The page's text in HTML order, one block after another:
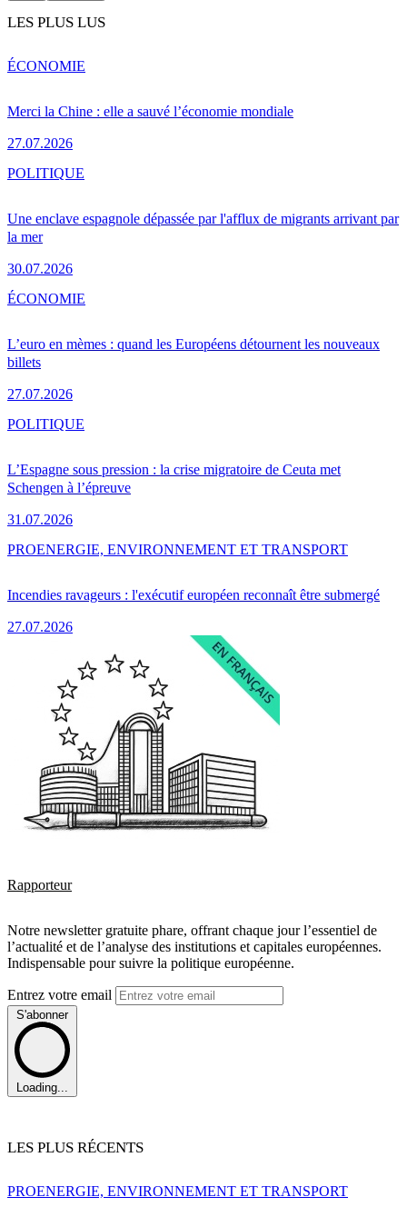
LES PLUS LUS
Merci la Chine : elle a sauvé l’économie mondiale
27.07.2026
ÉCONOMIE
Une enclave espagnole dépassée par l'afflux de migrants arrivant par
la mer
30.07.2026
POLITIQUE
L’euro en mèmes : quand les Européens détournent les nouveaux
billets
27.07.2026
ÉCONOMIE
L’Espagne sous pression : la crise migratoire de Ceuta met
Schengen à l’épreuve
31.07.2026
POLITIQUE
Incendies ravageurs : l'exécutif européen reconnaît être submergé
27.07.2026
PROENERGIE, ENVIRONNEMENT ET TRANSPORT
Rapporteur
Notre newsletter gratuite phare, offrant chaque jour l’essentiel de
l’actualité et de l’analyse des institutions et capitales européennes.
Indispensable pour suivre la politique européenne.
Entrez votre email
S'abonner
Loading...
LES PLUS RÉCENTS
PROENERGIE, ENVIRONNEMENT ET TRANSPORT